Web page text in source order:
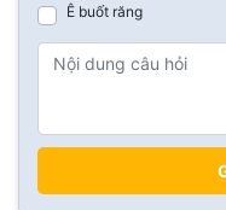
Ê buốt răng